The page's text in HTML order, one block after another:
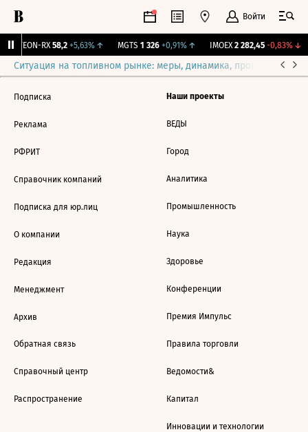
Войти
VEON-RX 58,2 +5,63%↑ MGTS 1 326 +0,91%↑ IMOEX 2 282,45 -0,83%↓
Ситуация на топливном рынке: меры, динамика, прогнозы
Подписка
Реклама
РФРИТ
Справочник компаний
Подписка для юр.лиц
О компании
Редакция
Менеджмент
Архив
Обратная связь
Справочный центр
Распространение
Наши проекты
ВЕДЫ
Город
Аналитика
Промышленность
Наука
Здоровье
Конференции
Премия Импульс
Правила торговли
Ведомости&
Капитал
Инновации и технологии